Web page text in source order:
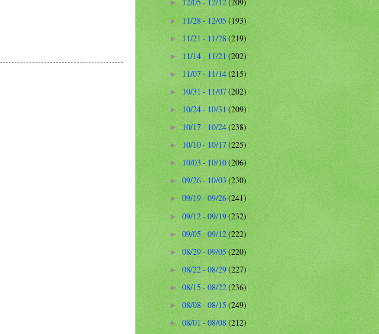
►12/05 - 12/12(209)
►11/28 - 12/05(193)
►11/21 - 11/28(219)
►11/14 - 11/21(202)
►11/07 - 11/14(215)
►10/31 - 11/07(202)
►10/24 - 10/31(209)
►10/17 - 10/24(238)
►10/10 - 10/17(225)
►10/03 - 10/10(206)
►09/26 - 10/03(230)
►09/19 - 09/26(241)
►09/12 - 09/19(232)
►09/05 - 09/12(222)
►08/29 - 09/05(220)
►08/22 - 08/29(227)
►08/15 - 08/22(236)
►08/08 - 08/15(249)
►08/01 - 08/08(212)